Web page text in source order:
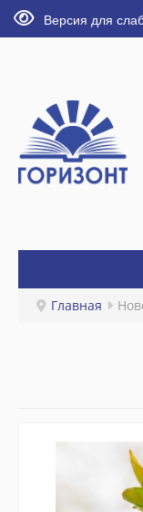
Версия для
ГЛАВНАЯ
Общая
История
Главная